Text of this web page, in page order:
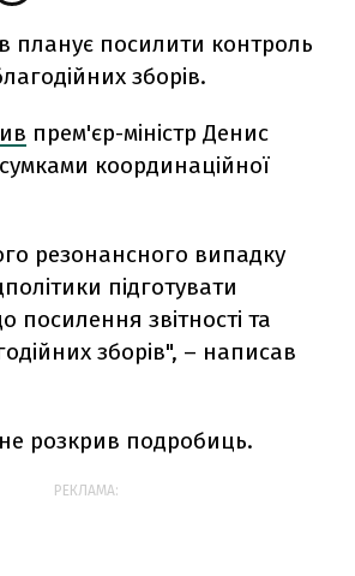
планує посилити контроль
зборів.
прем'єр-міністр Денис
координаційної
резонансного випадку
підготувати
посилення звітності та
зборів", – написав
розкрив подробиць.
РЕКЛАМА: